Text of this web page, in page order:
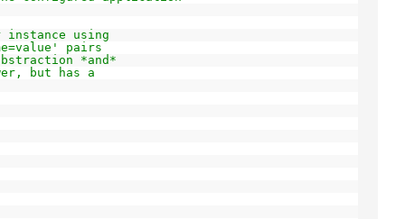
using
pairs
*and*
but has a